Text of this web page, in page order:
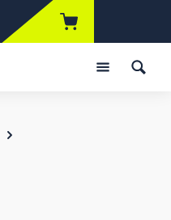
0 Produkte auf dem